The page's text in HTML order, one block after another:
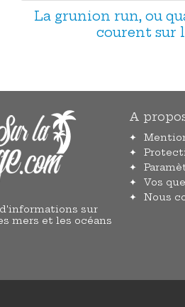
La grunion run, ou
courent sur
sur
mers et les océans
A
Vos
Nous